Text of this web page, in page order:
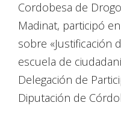
Cordobesa de
Madinat, participó
sobre «Justificación
escuela de
Delegación de
Diputación de